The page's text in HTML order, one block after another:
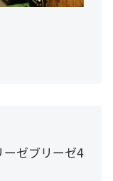
ゼブリーゼ4